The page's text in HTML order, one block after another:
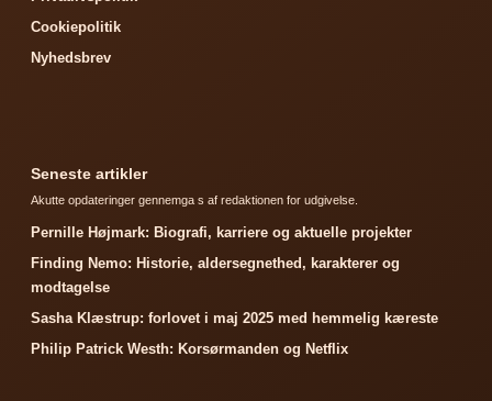
Cookiepolitik
Nyhedsbrev
Seneste artikler
Akutte opdateringer gennemga s af redaktionen for udgivelse.
Pernille Højmark: Biografi, karriere og aktuelle projekter
Finding Nemo: Historie, aldersegnethed, karakterer og
modtagelse
Sasha Klæstrup: forlovet i maj 2025 med hemmelig kæreste
Philip Patrick Westh: Korsørmanden og Netflix